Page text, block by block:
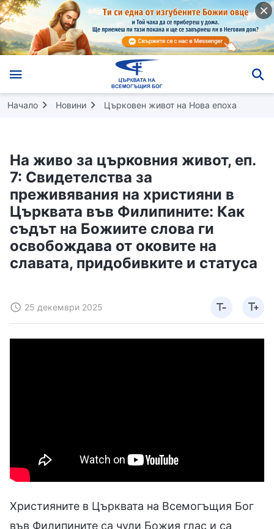
Начало Новини Църковен живот на Нова епоха
На живо за църковния живот, еп.
7: Свидетелства за
преживявания на християни в
Църквата във Филипините: Как
съдът на Божиите слова ги
освобождава от оковите на
славата, придобивките и статуса
25 декември 2025
Християните в Църквата на Всемогъщия Бог
във Филипините са чули Божия глас и са